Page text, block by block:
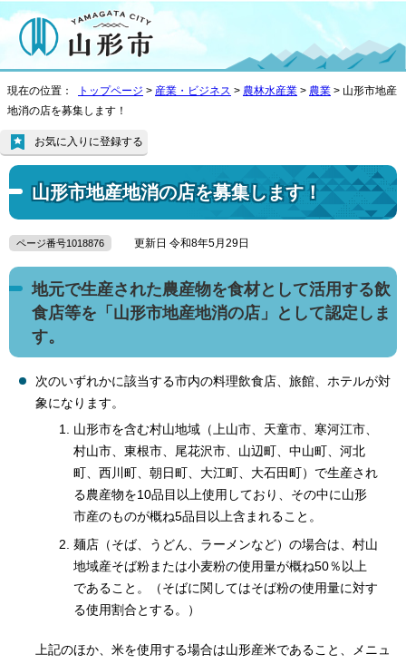
現在の位置： トップページ > 産業・ビジネス > 農林水産業 > 農業 > 山形市地産
地消の店を募集します！
山形市地産地消の店を募集します！
お気に入りに登録する
ページ番号1018876 更新日 令和8年5月29日
地元で生産された農産物を食材として活用する飲
食店等を「山形市地産地消の店」として認定しま
す。
次のいずれかに該当する市内の料理飲食店、旅館、ホテルが対
象になります。
山形市を含む村山地域（上山市、天童市、寒河江市、
村山市、東根市、尾花沢市、山辺町、中山町、河北
町、西川町、朝日町、大江町、大石田町）で生産され
る農産物を10品目以上使用しており、その中に山形
市産のものが概ね5品目以上含まれること。
麺店（そば、うどん、ラーメンなど）の場合は、村山
地域産そば粉または小麦粉の使用量が概ね50％以上
であること。（そばに関してはそば粉の使用量に対す
る使用割合とする。）
上記のほか、米を使用する場合は山形産米であること、メニュ